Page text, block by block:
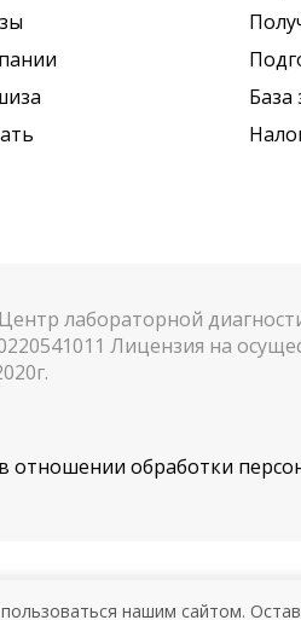
База
лабораторной
Лицензия на
отношении обработки
нашим сайтом.